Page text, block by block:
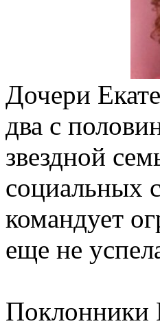
Дочери
два с
звездной
социальных
командует
еще не
Поклонники